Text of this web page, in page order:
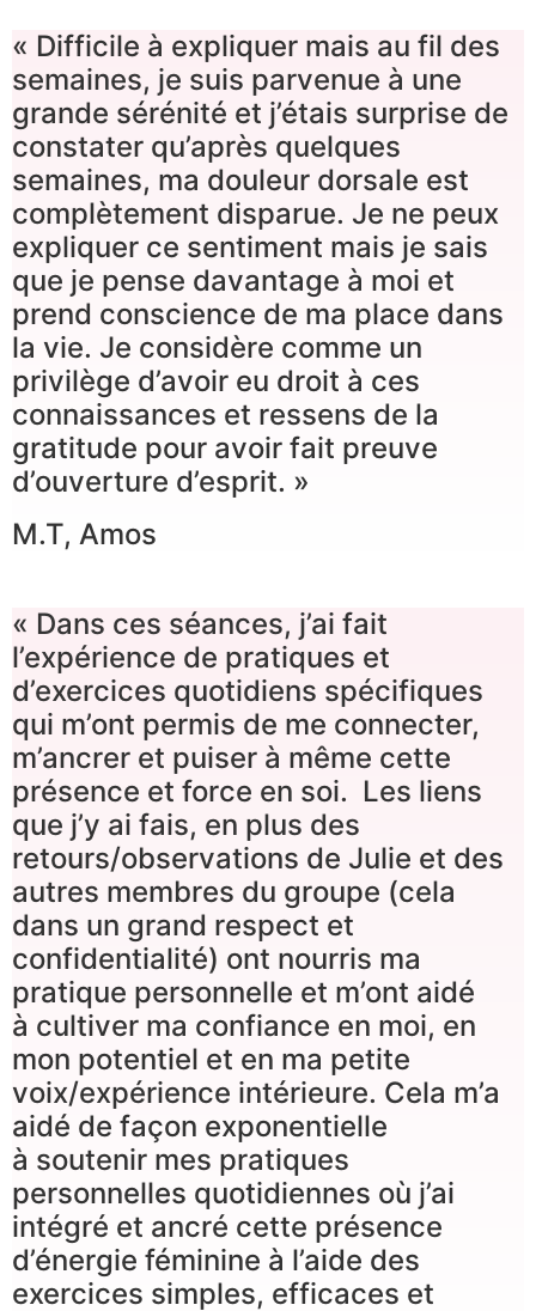
« Difficile à expliquer mais au fil des
semaines, je suis parvenue à une
grande sérénité et j’étais surprise de
constater qu’après quelques
semaines, ma douleur dorsale est
complètement disparue. Je ne peux
expliquer ce sentiment mais je sais
que je pense davantage à moi et
prend conscience de ma place dans
la vie. Je considère comme un
privilège d’avoir eu droit à ces
connaissances et ressens de la
gratitude pour avoir fait preuve
d’ouverture d’esprit. »
M.T, Amos
« Dans ces séances, j’ai fait
l’expérience de pratiques et
d’exercices quotidiens spécifiques
qui m’ont permis de me connecter,
m’ancrer et puiser à même cette
présence et force en soi. Les liens
que j’y ai fais, en plus des
retours/observations de Julie et des
autres membres du groupe (cela
dans un grand respect et
confidentialité) ont nourris ma
pratique personnelle et m’ont aidé
à cultiver ma confiance en moi, en
mon potentiel et en ma petite
voix/expérience intérieure. Cela m’a
aidé de façon exponentielle
à soutenir mes pratiques
personnelles quotidiennes où j’ai
intégré et ancré cette présence
d’énergie féminine à l’aide des
exercices simples, efficaces et